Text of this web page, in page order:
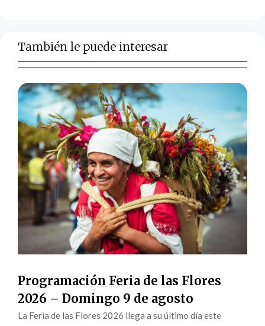
También le puede interesar
Programación Feria de las Flores
2026 – Domingo 9 de agosto
La Feria de las Flores 2026 llega a su último día este